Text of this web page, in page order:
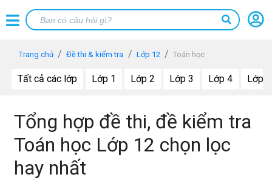
Trang chủ Đề thi & kiểm tra Lớp 12 Toán học
Tất cả các lớp Lớp 1 Lớp 2 Lớp 3 Lớp 4 Lớp 5
Tổng hợp đề thi, đề kiểm tra
Toán học Lớp 12 chọn lọc
hay nhất